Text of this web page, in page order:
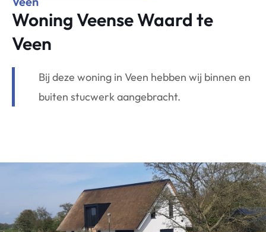
Woning Veense Waard te
Veen
Bij deze woning in Veen hebben wij binnen en
buiten stucwerk aangebracht.